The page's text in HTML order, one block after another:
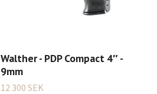
Walther - PDP Compact 4″ -
9mm
12 300 SEK